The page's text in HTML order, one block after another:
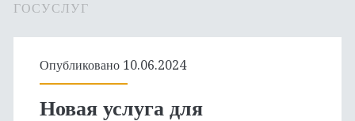
ГОСУСЛУГ
Опубликовано 10.06.2024
Новая услуга для